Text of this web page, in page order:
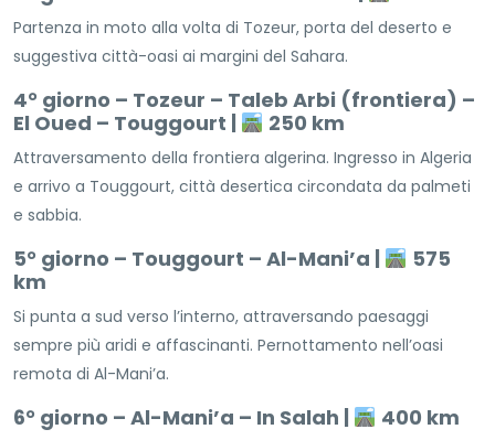
Partenza in moto alla volta di Tozeur, porta del deserto e
suggestiva città-oasi ai margini del Sahara.
4° giorno – Tozeur – Taleb Arbi (frontiera) –
El Oued – Touggourt |
250 km
Attraversamento della frontiera algerina. Ingresso in Algeria
e arrivo a Touggourt, città desertica circondata da palmeti
e sabbia.
5° giorno – Touggourt – Al-Mani’a |
575
km
Si punta a sud verso l’interno, attraversando paesaggi
sempre più aridi e affascinanti. Pernottamento nell’oasi
remota di Al-Mani’a.
6° giorno – Al-Mani’a – In Salah | 400 km